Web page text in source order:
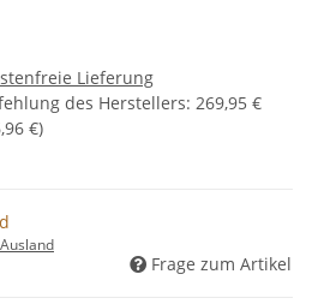
Lieferung
des Herstellers: 269,95 €
€)
Frage zum Artikel